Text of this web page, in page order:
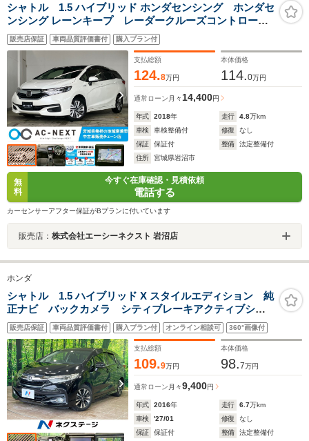
シャトル 1.5 ハイブリッド ホンダセンシング ホンダセ
ンシング レーンキープ レーダークルーズコントロール
衝突被害軽減ブレーキ 横滑り防止 スマートキー ヘッドラ
イトレベライザー
販売店保証 車両品質評価書付 購入プラン付
支払総額
124.8万円
本体価格
114.0万円
通常ローン 月々 14,400円
年式 2018年 走行 4.8万km
車検
車検整備付 修復
なし
保証
保証付 整備
法定整備付
住所
宮城県岩沼市
無
料
今すぐ在庫確認・見積依頼
電話する
カーセンサーアフター保証がBプランに付いています
販売店： 株式会社エーシーネクスト 岩沼店
ホンダ
シャトル 1.5 ハイブリッド X スタイルエディション 純
正ナビ バックカメラ シティブレーキアクティブシス
テム 禁煙車 スマートキー LEDヘッド ビルトイン
ETC クルコン 純正15インチアルミ オートライト
オートエアコン Bluetooth DVD
販売店保証 車両品質評価書付 購入プラン付 オンライン相談可 360°画像付
支払総額
109.9万円
本体価格
98.7万円
通常ローン 月々9,400円
年式 2016年 走行 6.7万km
車検
'27/01 修復
なし
保証
保証付 整備
法定整備付